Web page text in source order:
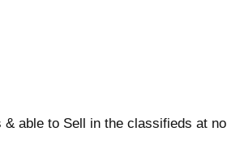
able to Sell in the classifieds at no